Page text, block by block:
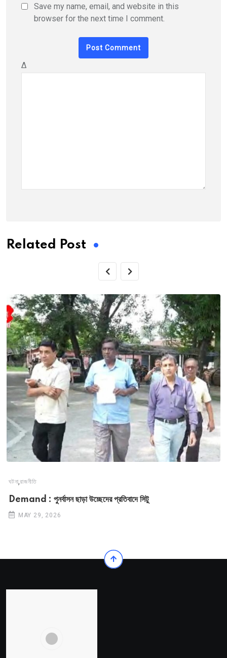
Save my name, email, and website in this
browser for the next time I comment.
Δ
Related Post
ঘটনা,রাজনীতি
Demand : পুনর্বাসন ছাড়া উচ্ছেদের প্রতিবাদে সিটু
MAY 29, 2026